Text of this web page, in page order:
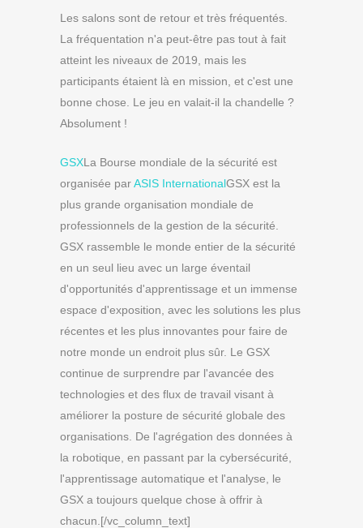
Les salons sont de retour et très fréquentés.
La fréquentation n'a peut-être pas tout à fait
atteint les niveaux de 2019, mais les
participants étaient là en mission, et c'est une
bonne chose. Le jeu en valait-il la chandelle ?
Absolument !
GSXLa Bourse mondiale de la sécurité est
organisée parASIS InternationalGSX est la
plus grande organisation mondiale de
professionnels de la gestion de la sécurité.
GSX rassemble le monde entier de la sécurité
en un seul lieu avec un large éventail
d'opportunités d'apprentissage et un immense
espace d'exposition, avec les solutions les plus
récentes et les plus innovantes pour faire de
notre monde un endroit plus sûr. Le GSX
continue de surprendre par l'avancée des
technologies et des flux de travail visant à
améliorer la posture de sécurité globale des
organisations. De l'agrégation des données à
la robotique, en passant par la cybersécurité,
l'apprentissage automatique et l'analyse, le
GSX a toujours quelque chose à offrir à
chacun.[/vc_column_text]